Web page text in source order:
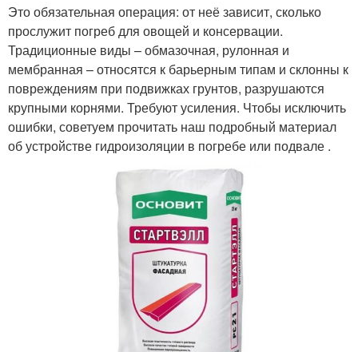
Это обязательная операция: от неё зависит, сколько
прослужит погреб для овощей и консервации.
Традиционные виды – обмазочная, рулонная и
мембранная – относятся к барьерным типам и склонны к
повреждениям при подвижках грунтов, разрушаются
крупными корнями. Требуют усиления. Чтобы исключить
ошибки, советуем прочитать наш подробный материал
об устройстве гидроизоляции в погребе или подвале .